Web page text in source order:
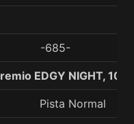
-685-
EDGY NIGHT,
Pista Normal